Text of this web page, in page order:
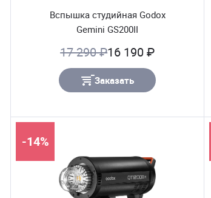
Вспышка студийная Godox
Gemini GS200II
17 290 ₽16 190 ₽
Заказать
-14%